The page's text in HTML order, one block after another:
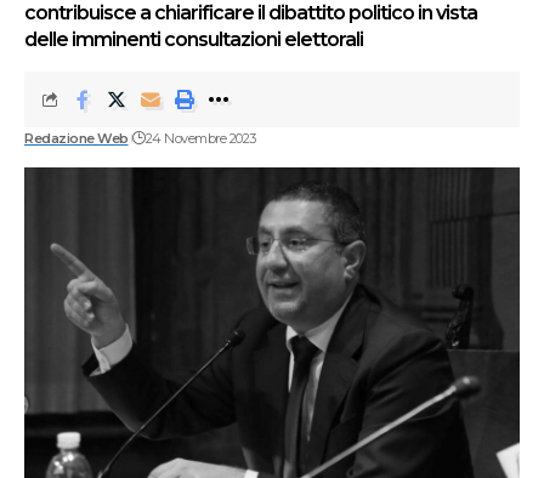
contribuisce a chiarificare il dibattito politico in vista
delle imminenti consultazioni elettorali
Redazione Web 24 Novembre 2023